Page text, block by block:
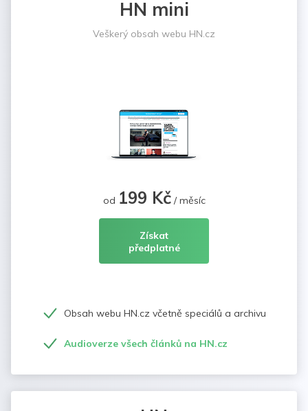
HN mini
Veškerý obsah webu HN.cz
od 199 Kč/ měsíc
Získat
předplatné
Obsah webu HN.cz včetně speciálů a archivu
Audioverze všech článků na HN.cz